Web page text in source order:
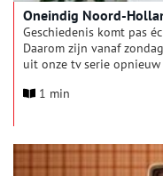
Oneindig Noord-
Geschiedenis komt pas
Daarom zijn vanaf
uit onze tv serie opnieuw
aflevering, ‘Genieten aan
1 min